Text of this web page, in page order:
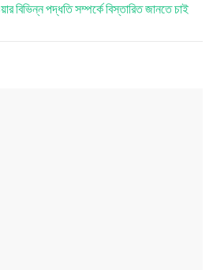
বিভিন্ন পদ্ধতি সম্পর্কে বিস্তারিত জানতে চাই